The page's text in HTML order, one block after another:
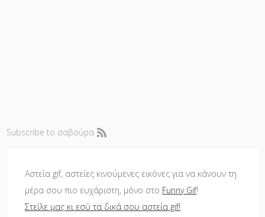
Subscribe to σαβούρα
Αστεία gif, αστείες κινούμενες εικόνες για να κάνουν τη
μέρα σου πιο ευχάριστη, μόνο στο Funny Gif!
Στείλε μας κι εσύ τα δικά σου αστεία gif!